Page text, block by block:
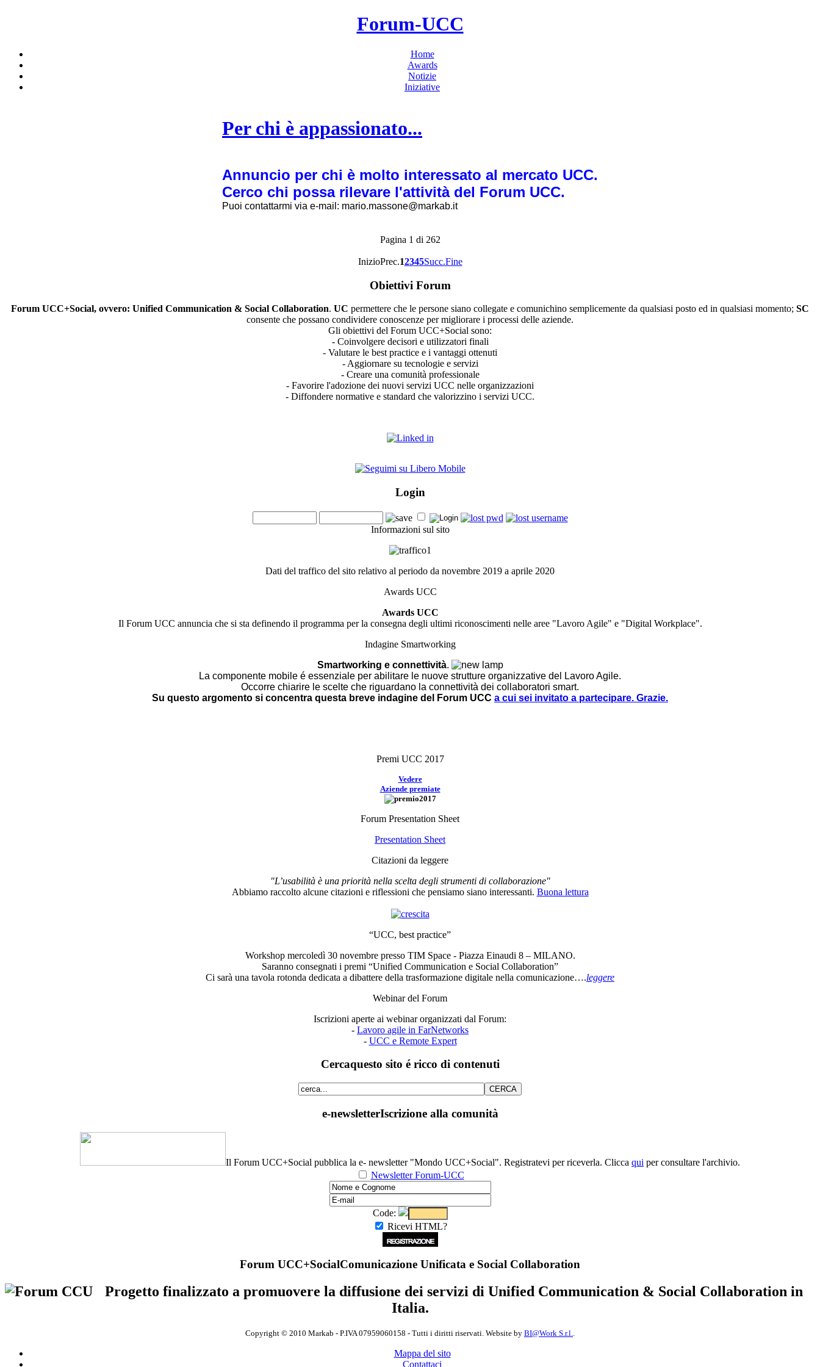
Forum-UCC
Home
Awards
Notizie
Iniziative
Per chi è appassionato...
Annuncio per chi è molto interessato al mercato UCC.
Cerco chi possa rilevare l'attività del Forum UCC.
Puoi contattarmi via e-mail: mario.massone@markab.it
Pagina 1 di 262
InizioPrec.12345Succ.Fine
Obiettivi Forum
Forum UCC+Social, ovvero: Unified Communication & Social Collaboration. UC permettere che le persone siano collegate e comunichino semplicemente da qualsiasi posto ed in qualsiasi momento; SC
consente che possano condividere conoscenze per migliorare i processi delle aziende.
Gli obiettivi del Forum UCC+Social sono:
- Coinvolgere decisori e utilizzatori finali
- Valutare le best practice e i vantaggi ottenuti
- Aggiornare su tecnologie e servizi
- Creare una comunità professionale
- Favorire l'adozione dei nuovi servizi UCC nelle organizzazioni
- Diffondere normative e standard che valorizzino i servizi UCC.
Login
Informazioni sul sito
Dati del traffico del sito relativo al periodo da novembre 2019 a aprile 2020
Awards UCC
Awards UCC
Il Forum UCC annuncia che si sta definendo il programma per la consegna degli ultimi riconoscimenti nelle aree "Lavoro Agile" e "Digital Workplace".
Indagine Smartworking
Smartworking e connettività.
La componente mobile é essenziale per abilitare le nuove strutture organizzative del Lavoro Agile.
Occorre chiarire le scelte che riguardano la connettività dei collaboratori smart.
Su questo argomento si concentra questa breve indagine del Forum UCC a cui sei invitato a partecipare. Grazie.
Premi UCC 2017
Vedere
Aziende premiate
Forum Presentation Sheet
Presentation Sheet
Citazioni da leggere
"L’usabilità è una priorità nella scelta degli strumenti di collaborazione"
Abbiamo raccolto alcune citazioni e riflessioni che pensiamo siano interessanti. Buona lettura
“UCC, best practice”
Workshop mercoledì 30 novembre presso TIM Space - Piazza Einaudi 8 – MILANO.
Saranno consegnati i premi “Unified Communication e Social Collaboration”
Ci sarà una tavola rotonda dedicata a dibattere della trasformazione digitale nella comunicazione….leggere
Webinar del Forum
Iscrizioni aperte ai webinar organizzati dal Forum:
- Lavoro agile in FarNetworks
- UCC e Remote Expert
Cercaquesto sito é ricco di contenuti
e-newsletterIscrizione alla comunità
Il Forum UCC+Social pubblica la e- newsletter "Mondo UCC+Social". Registratevi per riceverla. Clicca qui per consultare l'archivio.
Newsletter Forum-UCC
Code:
Ricevi HTML?
Forum UCC+SocialComunicazione Unificata e Social Collaboration
Progetto finalizzato a promuovere la diffusione dei servizi di Unified Communication & Social Collaboration in
Italia.
Copyright © 2010 Markab - P.IVA 07959060158 - Tutti i diritti riservati. Website by BI@Work S.r.l..
Mappa del sito
Contattaci